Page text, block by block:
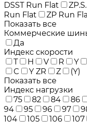
DSST Run Flat
Run Flat
ZP Run
Показать все
Коммерческие
Да
Индекс скорости
T
H V R Y
C
Y ZR Z
(Y)
Показать все
Индекс нагрузки
75
82 84 86
94
95 96 97
104
105 106 107